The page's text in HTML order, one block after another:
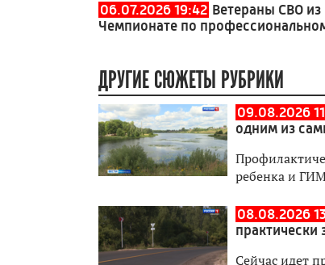
06.07.2026 19:42 Ветераны СВО из
Чемпионате по
ДРУГИЕ СЮЖЕТЫ РУБРИКИ
09.08.2026
одним из
ребенка и
08.08.2026
практически
Сейчас идет